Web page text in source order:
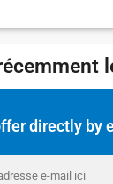
directly by